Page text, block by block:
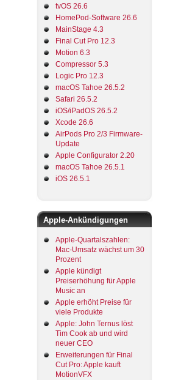
tvOS 26.6
HomePod-Software 26.6
MainStage 4.3
Final Cut Pro 12.3
Motion 6.3
Compressor 5.3
Logic Pro 12.3
macOS Tahoe 26.5.2
Safari 26.5.2
iOS/iPadOS 26.5.2
Xcode 26.6
AirPods Pro 2/3 Firmware-
Update
Apple Configurator 2.20
macOS Tahoe 26.5.1
iOS 26.5.1
Apple-Ankündigungen
Apple-Quartalszahlen:
Mac-Umsatz wächst um 30
Prozent
Apple kündigt
Preiserhöhung für Apple
Music an
Apple erhöht Preise für
viele Produkte
Apple: John Ternus löst
Tim Cook ab und wird
neuer CEO
Erweiterungen für Final
Cut Pro: Apple kauft
MotionVFX